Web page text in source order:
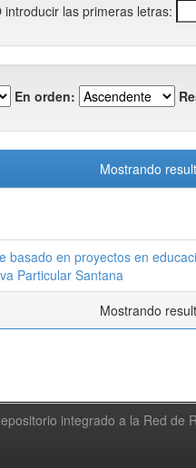
introducir las primeras letras:
En orden:
Mostrando
basado en proyectos en
Particular Santana
Mostrando
integrado a la Red de